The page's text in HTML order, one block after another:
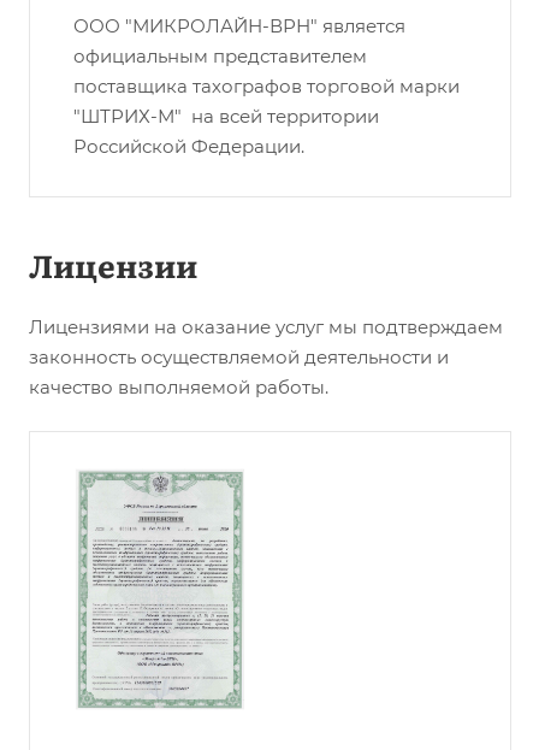
ООО "МИКРОЛАЙН-ВРН" является
официальным представителем
поставщика тахографов торговой марки
"ШТРИХ-М" на всей территории
Российской Федерации.
Лицензии
Лицензиями на оказание услуг мы подтверждаем
законность осуществляемой деятельности и
качество выполняемой работы.